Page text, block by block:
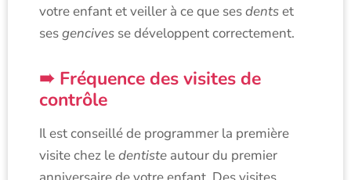
votre enfant et veiller à ce que sesdentset
sesgencives se développent correctement.
Fréquence des visites de
contrôle
Il est conseillé de programmer la première
visite chez ledentiste autour du premier